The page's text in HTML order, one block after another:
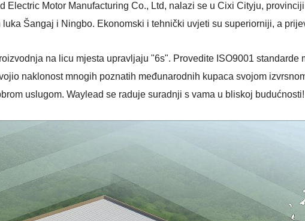
Electric Motor Manufacturing Co., Ltd, nalazi se u Cixi Cityju,
luka Šangaj i Ningbo. Ekonomski i tehnički uvjeti su superiorniji, a
na licu mjesta upravljaju "6s". Provedite ISO9001 standarde
naklonost mnogih poznatih međunarodnih kupaca svojom
uslugom. Waylead se raduje suradnji s vama u bliskoj budućnosti!